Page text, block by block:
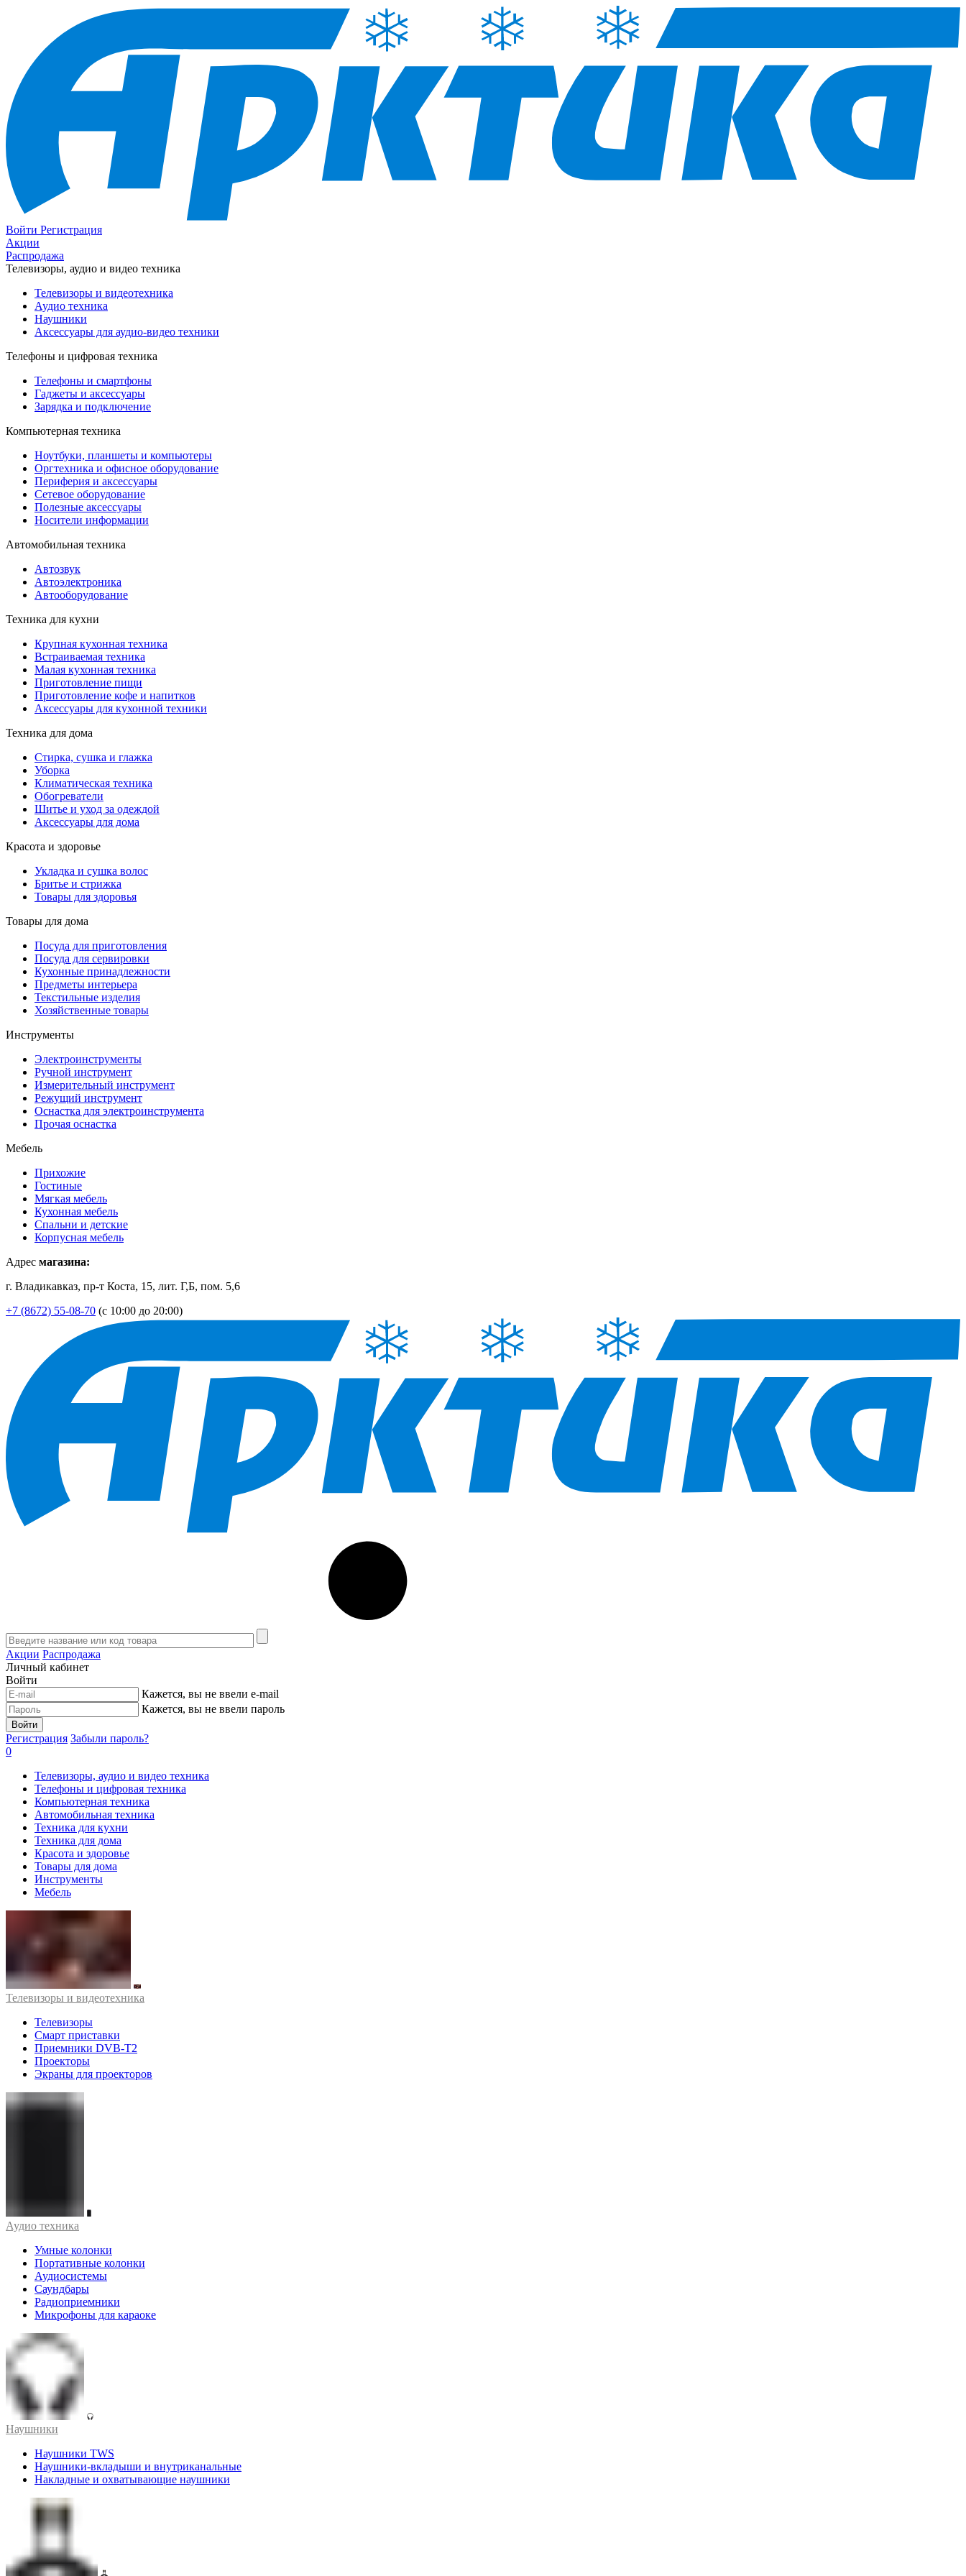
Войти Регистрация
Акции
Распродажа
Телевизоры, аудио и видео техника
Телевизоры и видеотехника
Аудио техника
Наушники
Аксессуары для аудио-видео техники
Телефоны и цифровая техника
Телефоны и смартфоны
Гаджеты и аксессуары
Зарядка и подключение
Компьютерная техника
Ноутбуки, планшеты и компьютеры
Оргтехника и офисное оборудование
Периферия и аксессуары
Cетевое оборудование
Полезные аксессуары
Носители информации
Автомобильная техника
Автозвук
Автоэлектроника
Автооборудование
Техника для кухни
Крупная кухонная техника
Встраиваемая техника
Малая кухонная техника
Приготовление пищи
Приготовление кофе и напитков
Аксессуары для кухонной техники
Техника для дома
Стирка, сушка и глажка
Уборка
Климатическая техника
Обогреватели
Шитье и уход за одеждой
Аксессуары для дома
Красота и здоровье
Укладка и сушка волос
Бритье и стрижка
Товары для здоровья
Товары для дома
Посуда для приготовления
Посуда для сервировки
Кухонные принадлежности
Предметы интерьера
Текстильные изделия
Хозяйственные товары
Инструменты
Электроинструменты
Ручной инструмент
Измерительный инструмент
Режущий инструмент
Оснастка для электроинструмента
Прочая оснастка
Мебель
Прихожие
Гостиные
Мягкая мебель
Кухонная мебель
Спальни и детские
Корпусная мебель
Адрес магазина:
г. Владикавказ, пр-т Коста, 15, лит. Г,Б, пом. 5,6
+7 (8672) 55-08-70 (с 10:00 до 20:00)
Акции Распродажа
Личный кабинет
Войти
Кажется, вы не ввели e-mail
Кажется, вы не ввели пароль
Войти
Регистрация Забыли пароль?
0
Телевизоры, аудио и видео техника
Телефоны и цифровая техника
Компьютерная техника
Автомобильная техника
Техника для кухни
Техника для дома
Красота и здоровье
Товары для дома
Инструменты
Мебель
Телевизоры и видеотехника
Телевизоры
Смарт приставки
Приемники DVB-T2
Проекторы
Экраны для проекторов
Аудио техника
Умные колонки
Портативные колонки
Аудиосистемы
Саундбары
Радиоприемники
Микрофоны для караоке
Наушники
Наушники TWS
Наушники-вкладыши и внутриканальные
Накладные и охватывающие наушники